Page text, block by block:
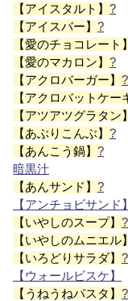
【アイスタルト】?
【アイスバー】?
【愛のチョコレート
【愛のマカロン】?
【アクロバーガー】?
【アクロバットケー
【アツアツグラタン
【あぶりこんぶ】?
【あんこう鍋】?
暗黒汁
【あんサンド】?
【アンチョビサンド】
【いやしのスープ】?
【いやしのムニエル
【いろどりサラダ】?
【ウォールビスケ】
【うねうねパスタ】?